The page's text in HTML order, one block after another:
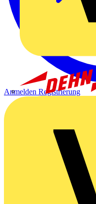
Anmelden Registrierung